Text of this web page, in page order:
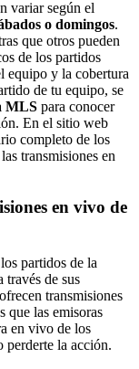
variar según el
o domingos.
que otros pueden
de los partidos
equipo y la cobertura
de tu equipo, se
MLS para conocer
En el sitio web
completo de los
transmisiones en
en vivo de
partidos de la
través de sus
transmisiones
que las emisoras
en vivo de los
perderte la acción.